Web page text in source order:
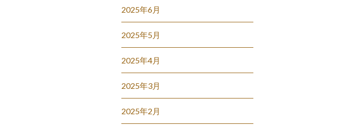
2025年6月
2025年5月
2025年4月
2025年3月
2025年2月